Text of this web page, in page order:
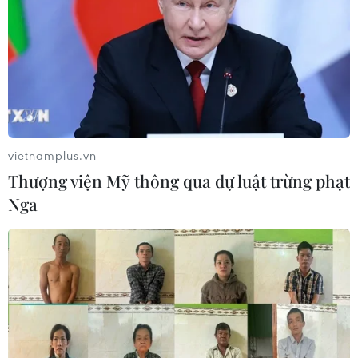
hành chính
29/07/2026 10:28
Việt Nam-Lào tăng cường hợp tác
giữa các cơ quan lý luận của Đảng
28/07/2026 14:26
Sắp khởi động Chiến dịch TinAI?
ứng phó làn sóng tin giả
27/07/2026 06:04
Hợp tác truyền thông giữa
Viện Kiểm sát Nhân dân Tối cao với
TTXVN, Báo Nhân Dân và VOV
vietnamplus.vn
Thượng viện Mỹ thông qua dự luật trừng phạt
Nga